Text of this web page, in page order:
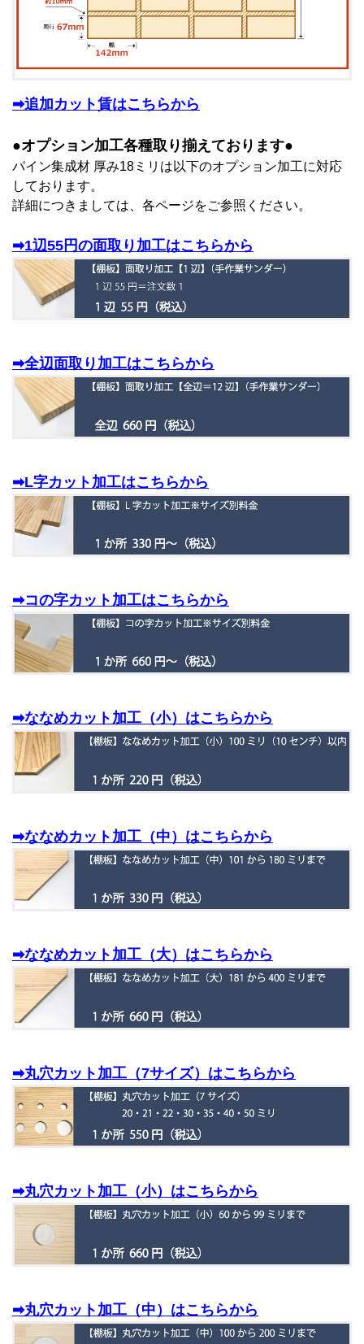
➡追加カット賃はこちらから
●オプション加工各種取り揃えております●
パイン集成材 厚み18ミリは以下のオプション加工に対応
しております。
詳細につきましては、各ページをご参照ください。
➡1辺55円の面取り加工はこちらから
➡全辺面取り加工はこちらから
➡L字カット加工はこちらから
➡コの字カット加工はこちらから
➡ななめカット加工（小）はこちらから
➡ななめカット加工（中）はこちらから
➡ななめカット加工（大）はこちらから
➡丸穴カット加工（7サイズ）はこちらから
➡丸穴カット加工（小）はこちらから
➡丸穴カット加工（中）はこちらから